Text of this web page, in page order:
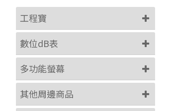
工程寶
數位dB表
多功能螢幕
其他周邊商品